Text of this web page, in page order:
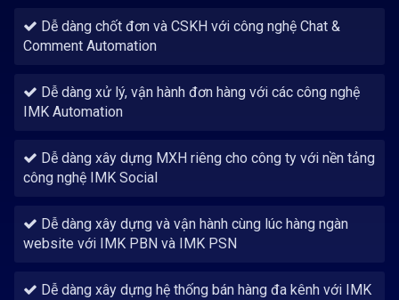
Dễ dàng chốt đơn và CSKH với công nghệ Chat &
Comment Automation
Dễ dàng xử lý, vận hành đơn hàng với các công nghệ
IMK Automation
Dễ dàng xây dựng MXH riêng cho công ty với nền tảng
công nghệ IMK Social
Dễ dàng xây dựng và vận hành cùng lúc hàng ngàn
website với IMK PBN và IMK PSN
Dễ dàng xây dựng hệ thống bán hàng đa kênh với IMK